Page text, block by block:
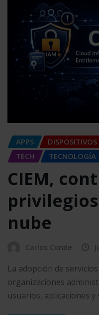
APPS DISPOSITIVOS
TECH
TECNOLOGÍA
CIEM,
nube
Carlos Conde
La adopción de
organizaciones
usuarios, aplicaciones y